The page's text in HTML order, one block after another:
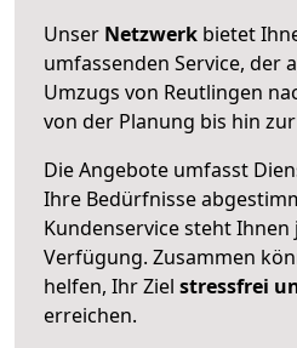
Unser Netzwerk bietet
umfassenden Service, der
Umzugs von Reutlingen
von der Planung bis hin
Die Angebote umfasst
Ihre Bedürfnisse
Kundenservice steht
Verfügung. Zusammen
helfen, Ihr Ziel stressfrei
erreichen.